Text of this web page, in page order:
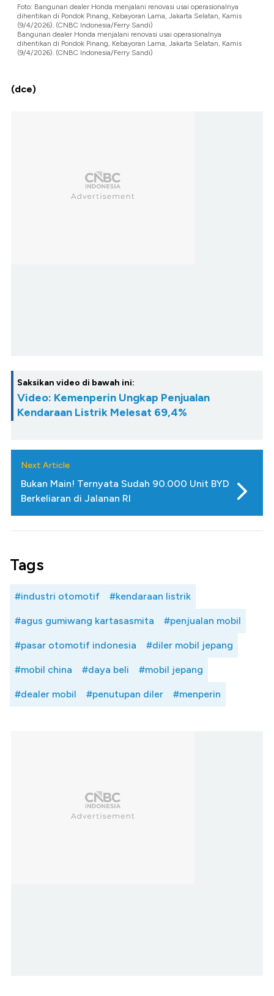
Foto: Bangunan dealer Honda menjalani renovasi usai operasionalnya
dihentikan di Pondok Pinang, Kebayoran Lama, Jakarta Selatan, Kamis
(9/4/2026). (CNBC Indonesia/Ferry Sandi)
Bangunan dealer Honda menjalani renovasi usai operasionalnya
dihentikan di Pondok Pinang, Kebayoran Lama, Jakarta Selatan, Kamis
(9/4/2026). (CNBC Indonesia/Ferry Sandi)
(dce)
Saksikan video di bawah ini:
Video: Kemenperin Ungkap Penjualan
Kendaraan Listrik Melesat 69,4%
Next Article
Bukan Main! Ternyata Sudah 90.000 Unit BYD
Berkeliaran di Jalanan RI
Tags
#industri otomotif #kendaraan listrik
#agus gumiwang kartasasmita #penjualan mobil
#pasar otomotif indonesia #diler mobil jepang
#mobil china #daya beli #mobil jepang
#dealer mobil #penutupan diler #menperin